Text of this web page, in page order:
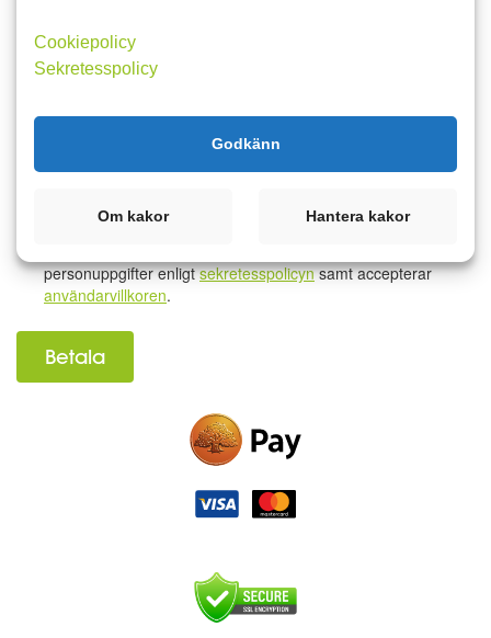
E-postadress
personuppgifter enligtsekretesspolicynsamt accepterar
användarvillkoren.
Cookiepolicy
Sekretesspolicy
Godkänn
Om kakor Hantera kakor